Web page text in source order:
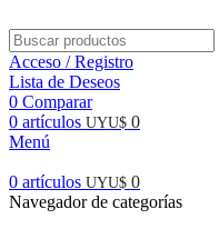
Acceso / Registro
Lista de Deseos
0 Comparar
0 artículos UYU$ 0
Menú
0 artículos UYU$ 0
Navegador de categorías